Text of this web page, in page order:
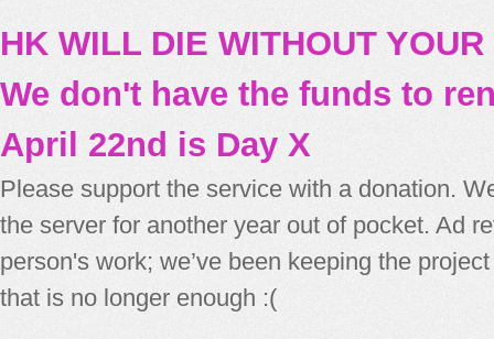
HK WILL DIE WITHOUT
We don't have the funds to
April 22nd is Day X
Please support the service with a donation.
the server for another year out of pocket. Ad
person's work; we’ve been keeping the
that is no longer enough :(